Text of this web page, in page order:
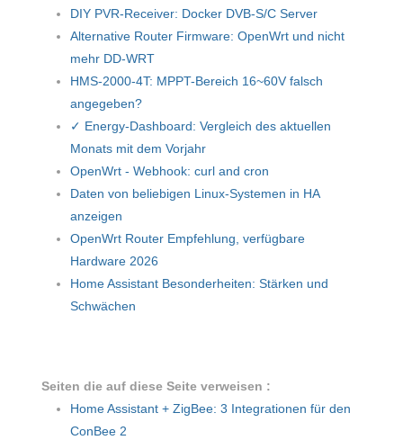
DIY PVR-Receiver: Docker DVB-S/C Server
Alternative Router Firmware: OpenWrt und nicht
mehr DD-WRT
HMS-2000-4T: MPPT-Bereich 16~60V falsch
angegeben?
✓ Energy-Dashboard: Vergleich des aktuellen
Monats mit dem Vorjahr
OpenWrt - Webhook: curl and cron
Daten von beliebigen Linux-Systemen in HA
anzeigen
OpenWrt Router Empfehlung, verfügbare
Hardware 2026
Home Assistant Besonderheiten: Stärken und
Schwächen
Seiten die auf diese Seite verweisen :
Home Assistant + ZigBee: 3 Integrationen für den
ConBee 2